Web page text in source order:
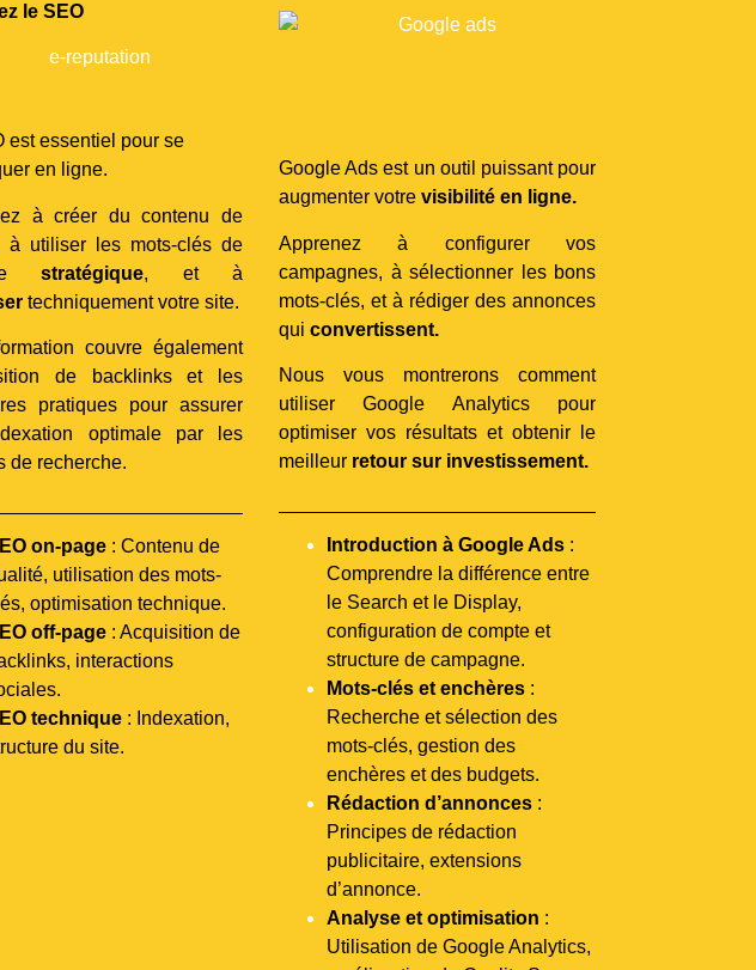
le SEO
est essentiel pour se
en ligne.
à créer du contenu de
à utiliser les mots-clés de
stratégique, et à
techniquement votre site.
couvre également
de backlinks et les
pratiques pour assurer
optimale par les
de recherche.
on-page : Contenu de
utilisation des mots-
optimisation technique.
off-page : Acquisition de
interactions
technique : Indexation,
du site.
Google Ads est un outil puissant pour
augmenter votre visibilité en ligne.
Apprenez à configurer vos
campagnes, à sélectionner les bons
mots-clés, et à rédiger des annonces
qui convertissent.
Nous vous montrerons comment
utiliser Google Analytics pour
optimiser vos résultats et obtenir le
meilleur retour sur investissement.
Introduction à Google Ads :
Comprendre la différence entre
le Search et le Display,
configuration de compte et
structure de campagne.
Mots-clés et enchères :
Recherche et sélection des
mots-clés, gestion des
enchères et des budgets.
Rédaction d’annonces :
Principes de rédaction
publicitaire, extensions
d’annonce.
Analyse et optimisation :
Utilisation de Google Analytics,